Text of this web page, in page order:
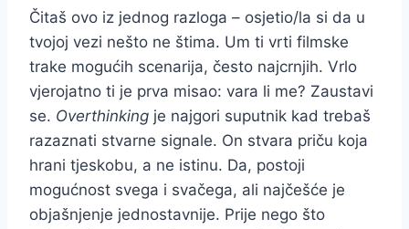
Čitaš ovo iz jednog razloga – osjetio/la si da u
tvojoj vezi nešto ne štima. Um ti vrti filmske
trake mogućih scenarija, često najcrnjih. Vrlo
vjerojatno ti je prva misao: vara li me? Zaustavi
se. Overthinking je najgori suputnik kad trebaš
razaznati stvarne signale. On stvara priču koja
hrani tjeskobu, a ne istinu. Da, postoji
mogućnost svega i svačega, ali najčešće je
objašnjenje jednostavnije. Prije nego što